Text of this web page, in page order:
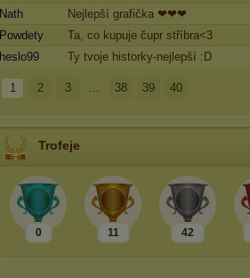
Nath
Nejlepší grafička ❤❤❤
Powdety
Ta, co kupuje čupr stříbra<3
heslo99
Ty tvoje historky-nejlepší :D
1 2 3 ... 38 39 40
Trofeje
0 11 42